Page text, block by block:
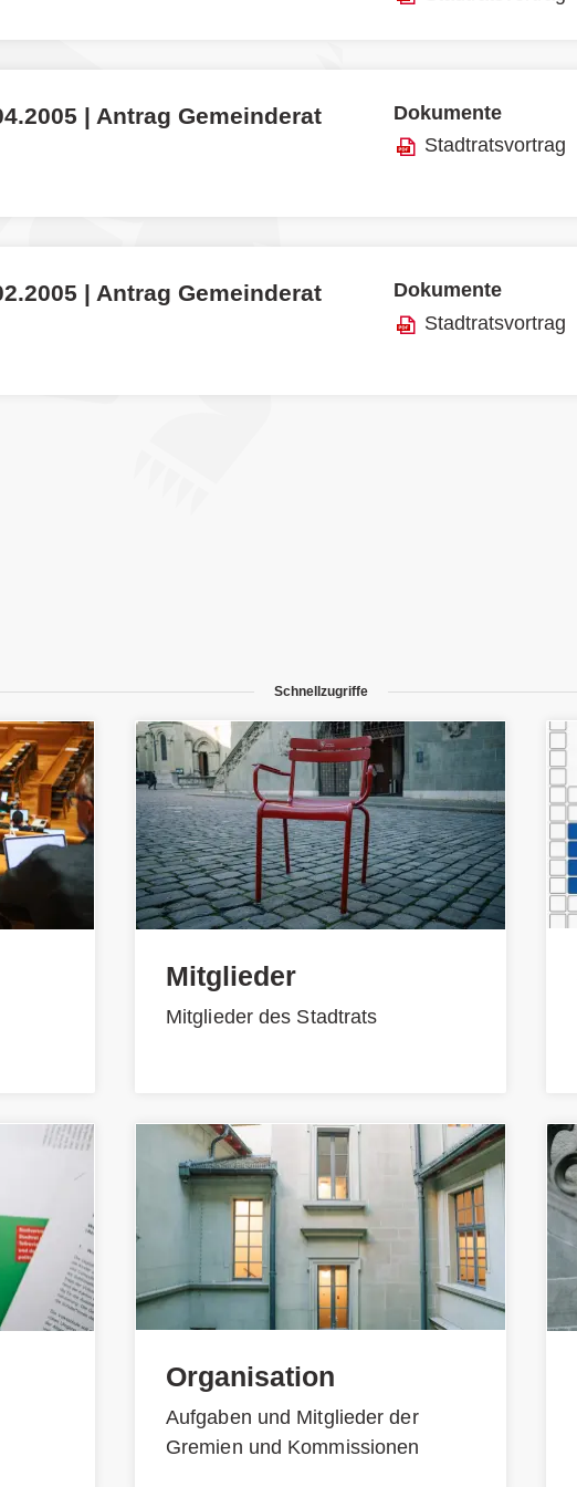
| Antrag Gemeinderat
Dokumente
Stadtratsvortrag
| Antrag Gemeinderat
Dokumente
Stadtratsvortrag
Schnellzugriffe
Mitglieder
Mitglieder des Stadtrats
Organisation
Aufgaben und Mitglieder der
Gremien und Kommissionen